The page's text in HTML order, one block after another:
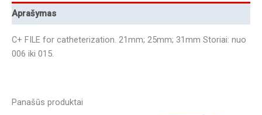
Aprašymas
C+ FILE for catheterization. 21mm; 25mm; 31mm Storiai: nuo
006 iki 015.
Panašūs produktai